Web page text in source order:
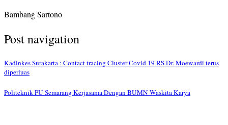
Bambang Sartono
Post navigation
Kadinkes Surakarta : Contact tracing Cluster Covid 19 RS Dr. Moewardi terus
diperluas
Politeknik PU Semarang Kerjasama Dengan BUMN Waskita Karya